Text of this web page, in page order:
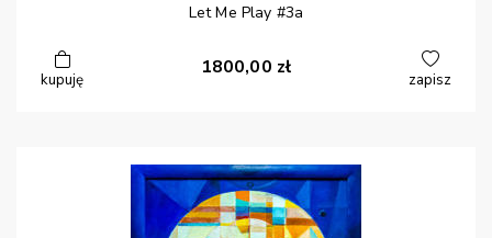
Let Me Play #3a
kupuję
1800,00 zł
zapisz